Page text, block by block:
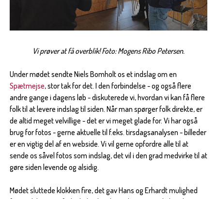
Vi prøver at få overblik! Foto: Mogens Ribo Petersen.
Under mødet sendte Niels Bomholt os et indslag om en
Spætmejse, stor tak for det. I den forbindelse - og også flere
andre gange i dagens løb - diskuterede vi, hvordan vi kan få flere
folk til at levere indslag til siden. Når man spørger folk direkte, er
de altid meget velvillige - det er vi meget glade for. Vi har også
brug for fotos - gerne aktuelle til f.eks. tirsdagsanalysen - billeder
er en vigtig del af en webside. Vi vil gerne opfordre alle til at
sende os såvel fotos som indslag, det vil i den grad medvirke til at
gøre siden levende og alsidig.
Mødet sluttede klokken fire, det gav Hans og Erhardt mulighed